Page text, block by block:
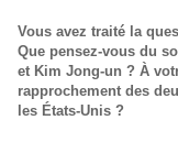
Vous avez traité la
Que pensez-vous du
et Kim Jong-un ? À
rapprochement des
les États-Unis ?